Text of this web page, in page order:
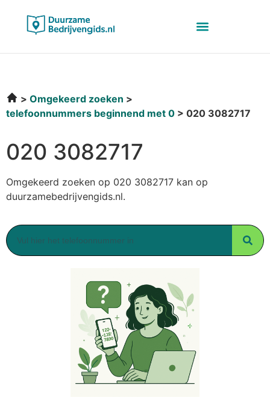
Omgekeerd zoeken
telefoonnummers beginnend met 0
020 3082717
020 3082717
Omgekeerd zoeken op 020 3082717 kan op
duurzamebedrijvengids.nl.